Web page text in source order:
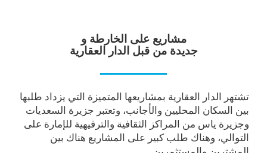
مشاريع على الخارطة و
جديدة من قبل الدار العقارية
تشتهر الدار العقارية بمشاريعها المتميزة التي يزداد طلبها
بين السكان المحليين والأجانب، وتعتبر جزيرة السعديات
وجزيرة ياس من المراكز الثقافية والترفيهية للإمارة على
التوالي، وهناك طلب كبير على المشاريع هناك بين